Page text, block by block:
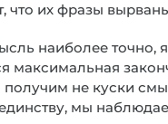
что их фразы
наиболее точно,
максимальная
не куски
мы